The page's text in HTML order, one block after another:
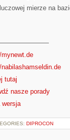
mierze na
mynewt.de
nabilashamseldin.de
tutaj
nasze porady
wersja
DIPROCON